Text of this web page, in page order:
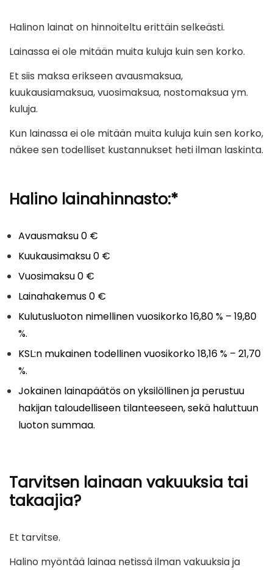
Halinon lainat on hinnoiteltu erittäin selkeästi.
Lainassa ei ole mitään muita kuluja kuin sen korko.
Et siis maksa erikseen avausmaksua,
kuukausiamaksua, vuosimaksua, nostomaksua ym.
kuluja.
Kun lainassa ei ole mitään muita kuluja kuin sen korko,
näkee sen todelliset kustannukset heti ilman laskinta.
Halino lainahinnasto:*
Avausmaksu 0 €
Kuukausimaksu 0 €
Vuosimaksu 0 €
Lainahakemus 0 €
Kulutusluoton nimellinen vuosikorko 16,80 % – 19,80
%.
KSL:n mukainen todellinen vuosikorko 18,16 % – 21,70
%.
Jokainen lainapäätös on yksilöllinen ja perustuu
hakijan taloudelliseen tilanteeseen, sekä haluttuun
luoton summaa.
Tarvitsen lainaan vakuuksia tai
takaajia?
Et tarvitse.
Halino myöntää lainaa netissä ilman vakuuksia ja